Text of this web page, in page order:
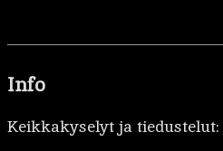
Info
Keikkakyselyt ja tiedustelut: